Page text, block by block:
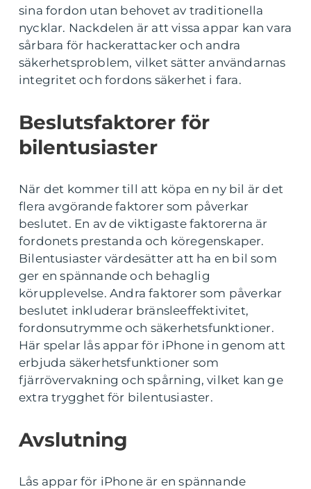
sina fordon utan behovet av traditionella
nycklar. Nackdelen är att vissa appar kan vara
sårbara för hackerattacker och andra
säkerhetsproblem, vilket sätter användarnas
integritet och fordons säkerhet i fara.
Beslutsfaktorer för
bilentusiaster
När det kommer till att köpa en ny bil är det
flera avgörande faktorer som påverkar
beslutet. En av de viktigaste faktorerna är
fordonets prestanda och köregenskaper.
Bilentusiaster värdesätter att ha en bil som
ger en spännande och behaglig
körupplevelse. Andra faktorer som påverkar
beslutet inkluderar bränsleeffektivitet,
fordonsutrymme och säkerhetsfunktioner.
Här spelar lås appar för iPhone in genom att
erbjuda säkerhetsfunktioner som
fjärrövervakning och spårning, vilket kan ge
extra trygghet för bilentusiaster.
Avslutning
Lås appar för iPhone är en spännande